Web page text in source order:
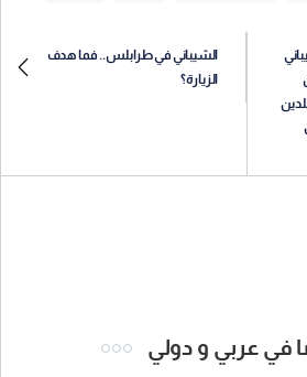
الشيباني في طرابلس.. فما هدف
الزيارة؟
في عربي و دولي